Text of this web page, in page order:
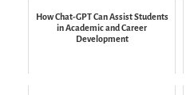
How Chat-GPT Can Assist Students
in Academic and Career
Development